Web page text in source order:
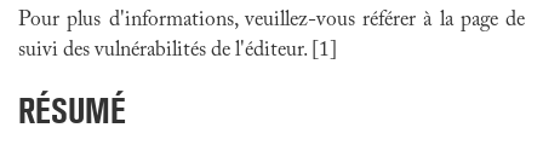
Pour plus d'informations, veuillez-vous référer à la page de
suivi des vulnérabilités de l'éditeur. [1]
RÉSUMÉ